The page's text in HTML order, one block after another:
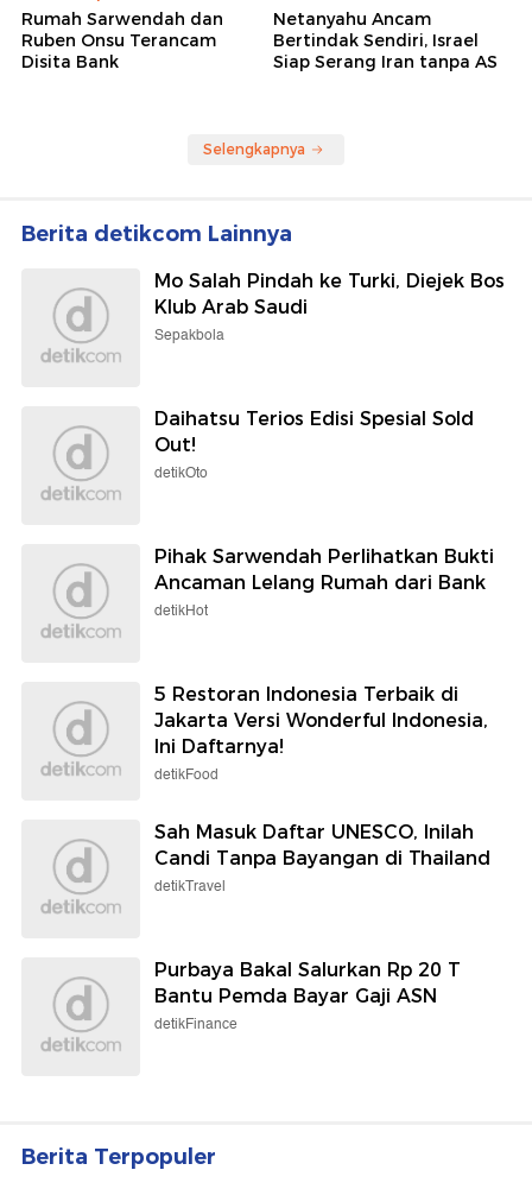
Rumah Sarwendah dan
Ruben Onsu Terancam
Disita Bank
Netanyahu Ancam
Bertindak Sendiri, Israel
Siap Serang Iran tanpa AS
Selengkapnya
Berita detikcom Lainnya
Mo Salah Pindah ke Turki, Diejek Bos
Klub Arab Saudi
Sepakbola
Daihatsu Terios Edisi Spesial Sold
Out!
detikOto
Pihak Sarwendah Perlihatkan Bukti
Ancaman Lelang Rumah dari Bank
detikHot
5 Restoran Indonesia Terbaik di
Jakarta Versi Wonderful Indonesia,
Ini Daftarnya!
detikFood
Sah Masuk Daftar UNESCO, Inilah
Candi Tanpa Bayangan di Thailand
detikTravel
Purbaya Bakal Salurkan Rp 20 T
Bantu Pemda Bayar Gaji ASN
detikFinance
Berita Terpopuler